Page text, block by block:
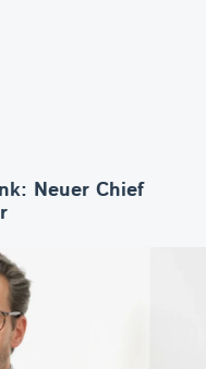
Neuer Chief